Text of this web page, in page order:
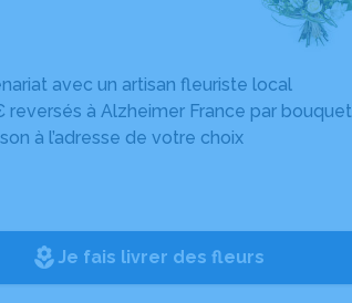
avec un artisan fleuriste local
reversés à Alzheimer France par bouquet
à l’adresse de votre choix
local_florist Je fais livrer des fleurs